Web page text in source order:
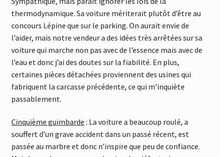
thermodynamique. Sa voiture mériterait plutôt d’être au
concours Lépine que sur le parking. On aurait envie de
l’aider, mais notre vendeur a des idées très arrêtées sur sa
voiture qui marche non pas avec de l’essence mais avec de
l’eau et donc j’ai des doutes sur la fiabilité. En plus,
certaines pièces détachées proviennent des usines qui
fabriquent la carcasse précédente, ce qui m’inquiète
passablement.
Cinquième guimbarde : La voiture a beaucoup roulé, a
souffert d’un grave accident dans un passé récent, est
passée au marbre et donc n’inspire que peu de confiance.